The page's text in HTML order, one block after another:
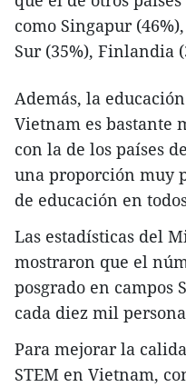
como Singapur
Sur (35%), Finlandia
Además, la
Vietnam es bastante
con la de los países
una proporción muy
de educación en
Las estadísticas del
mostraron que el
posgrado en campos
cada diez mil
Para mejorar la
STEM en Vietnam,